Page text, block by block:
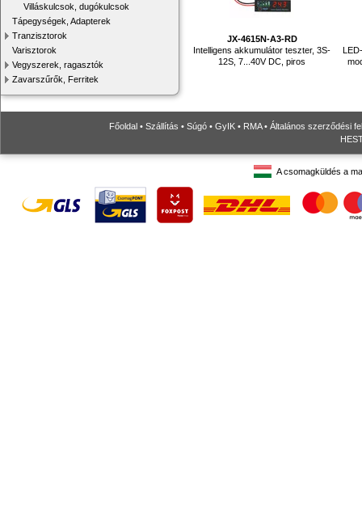
Villáskulcsok, dugókulcsok
Tápegységek, Adapterek
Tranzisztorok
Varisztorok
Vegyszerek, ragasztók
Zavarszűrők, Ferritek
JX-4615N-A3-RD
Intelligens akkumulátor teszter, 3S-
12S, 7...40V DC, piros
Főoldal • Szállítás • Súgó • GyIK • RMA• Általános szerződési
A csomagküldés a